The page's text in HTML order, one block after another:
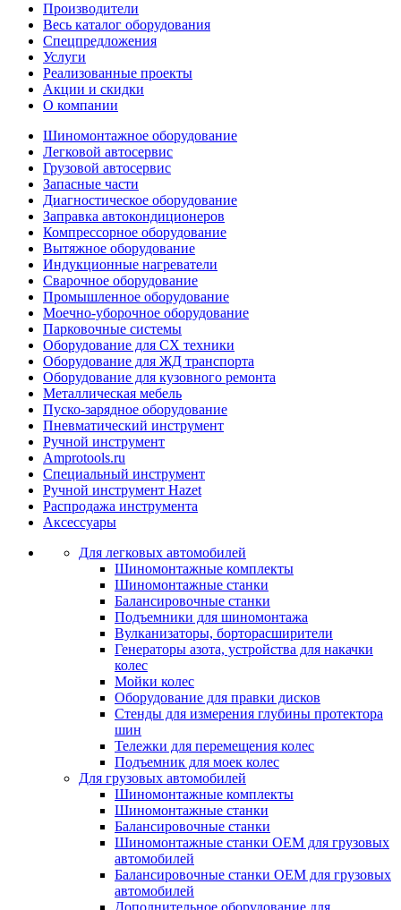
Производители
Весь каталог оборудования
Спецпредложения
Услуги
Реализованные проекты
Акции и скидки
О компании
Шиномонтажное оборудование
Легковой автосервис
Грузовой автосервис
Запасные части
Диагностическое оборудование
Заправка автокондиционеров
Компрессорное оборудование
Вытяжное оборудование
Индукционные нагреватели
Сварочное оборудование
Промышленное оборудование
Моечно-уборочное оборудование
Парковочные системы
Оборудование для СХ техники
Оборудование для ЖД транспорта
Оборудование для кузовного ремонта
Металлическая мебель
Пуско-зарядное оборудование
Пневматический инструмент
Ручной инструмент
Amprotools.ru
Специальный инструмент
Ручной инструмент Hazet
Распродажа инструмента
Аксессуары
Для легковых автомобилей
Шиномонтажные комплекты
Шиномонтажные станки
Балансировочные станки
Подъемники для шиномонтажа
Вулканизаторы, борторасширители
Генераторы азота, устройства для накачки
колес
Мойки колес
Оборудование для правки дисков
Стенды для измерения глубины протектора
шин
Тележки для перемещения колес
Подъемник для моек колеc
Для грузовых автомобилей
Шиномонтажные комплекты
Шиномонтажные станки
Балансировочные станки
Шиномонтажные станки ОЕМ для грузовых
автомобилей
Балансировочные станки ОЕМ для грузовых
автомобилей
Дополнительное оборудование для